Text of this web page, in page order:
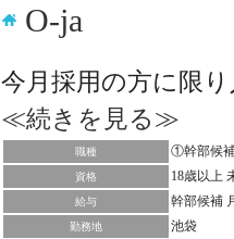
O-ja
今月採用の方に限
≪続きを見る≫
職種 ①幹部候
資格 18歳以上
給与 幹部候補
勤務地 池袋